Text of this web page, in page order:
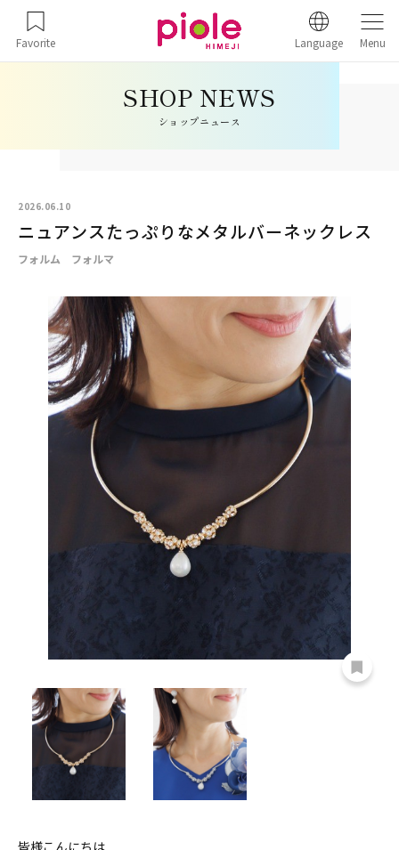
Favorite Language Menu
ショップニュース
2026.06.10
ニュアンスたっぷりなメタルバーネックレス
フォルム フォルマ
皆様こんにちは